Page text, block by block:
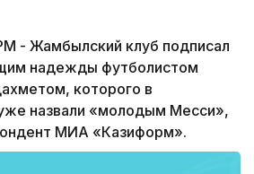
- Жамбылский клуб подписал
надежды футболистом
которого в
назвали «молодым Месси»,
МИА «Казиформ».